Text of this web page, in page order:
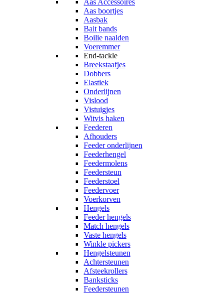
Aas Accessoires
Aas boortjes
Aasbak
Bait bands
Boilie naalden
Voeremmer
End-tackle
Breekstaafjes
Dobbers
Elastiek
Onderlijnen
Vislood
Vistuigjes
Witvis haken
Feederen
Afhouders
Feeder onderlijnen
Feederhengel
Feedermolens
Feedersteun
Feederstoel
Feedervoer
Voerkorven
Hengels
Feeder hengels
Match hengels
Vaste hengels
Winkle pickers
Hengelsteunen
Achtersteunen
Afsteekrollers
Banksticks
Feedersteunen